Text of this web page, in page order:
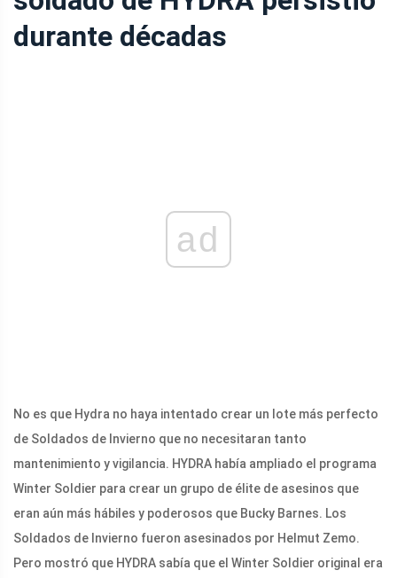
durante décadas
ad
No es que Hydra no haya intentado crear un lote más perfecto
de Soldados de Invierno que no necesitaran tanto
mantenimiento y vigilancia. HYDRA había ampliado el programa
Winter Soldier para crear un grupo de élite de asesinos que
eran aún más hábiles y poderosos que Bucky Barnes. Los
Soldados de Invierno fueron asesinados por Helmut Zemo.
Pero mostró que HYDRA sabía que el Winter Soldier original era